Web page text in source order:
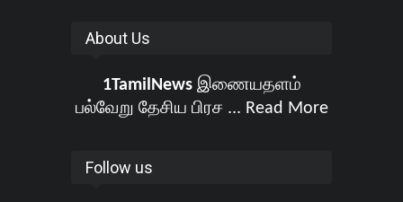
About Us
1TamilNewsஇணையதளம்
பல்வேறு தேசிய பிரச ... Read More
Follow us